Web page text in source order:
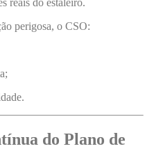
reais do estaleiro.
perigosa, o CSO:
do Plano de